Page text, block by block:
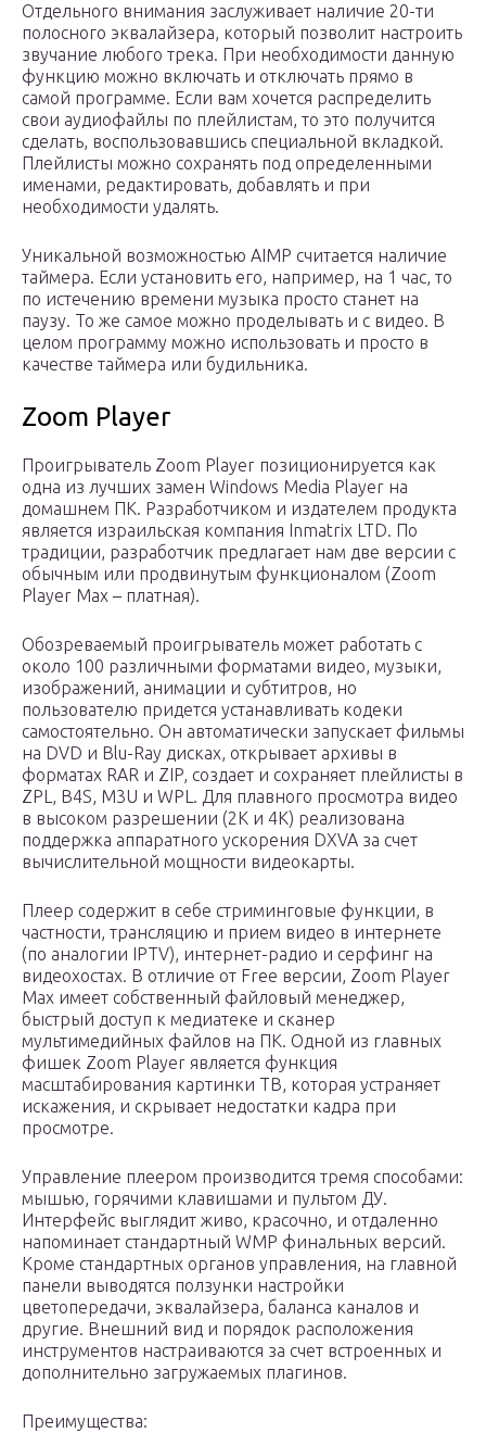
Отдельного внимания заслуживает наличие 20-ти
полосного эквалайзера, который позволит настроить
звучание любого трека. При необходимости данную
функцию можно включать и отключать прямо в
самой программе. Если вам хочется распределить
свои аудиофайлы по плейлистам, то это получится
сделать, воспользовавшись специальной вкладкой.
Плейлисты можно сохранять под определенными
именами, редактировать, добавлять и при
необходимости удалять.
Уникальной возможностью AIMP считается наличие
таймера. Если установить его, например, на 1 час, то
по истечению времени музыка просто станет на
паузу. То же самое можно проделывать и с видео. В
целом программу можно использовать и просто в
качестве таймера или будильника.
Zoom Player
Проигрыватель Zoom Player позиционируется как
одна из лучших замен Windows Media Player на
домашнем ПК. Разработчиком и издателем продукта
является израильская компания Inmatrix LTD. По
традиции, разработчик предлагает нам две версии с
обычным или продвинутым функционалом (Zoom
Player Max – платная).
Обозреваемый проигрыватель может работать с
около 100 различными форматами видео, музыки,
изображений, анимации и субтитров, но
пользователю придется устанавливать кодеки
самостоятельно. Он автоматически запускает фильмы
на DVD и Blu-Ray дисках, открывает архивы в
форматах RAR и ZIP, создает и сохраняет плейлисты в
ZPL, B4S, M3U и WPL. Для плавного просмотра видео
в высоком разрешении (2K и 4K) реализована
поддержка аппаратного ускорения DXVA за счет
вычислительной мощности видеокарты.
Плеер содержит в себе стриминговые функции, в
частности, трансляцию и прием видео в интернете
(по аналогии IPTV), интернет-радио и серфинг на
видеохостах. В отличие от Free версии, Zoom Player
Max имеет собственный файловый менеджер,
быстрый доступ к медиатеке и сканер
мультимедийных файлов на ПК. Одной из главных
фишек Zoom Player является функция
масштабирования картинки ТВ, которая устраняет
искажения, и скрывает недостатки кадра при
просмотре.
Управление плеером производится тремя способами:
мышью, горячими клавишами и пультом ДУ.
Интерфейс выглядит живо, красочно, и отдаленно
напоминает стандартный WMP финальных версий.
Кроме стандартных органов управления, на главной
панели выводятся ползунки настройки
цветопередачи, эквалайзера, баланса каналов и
другие. Внешний вид и порядок расположения
инструментов настраиваются за счет встроенных и
дополнительно загружаемых плагинов.
Преимущества: